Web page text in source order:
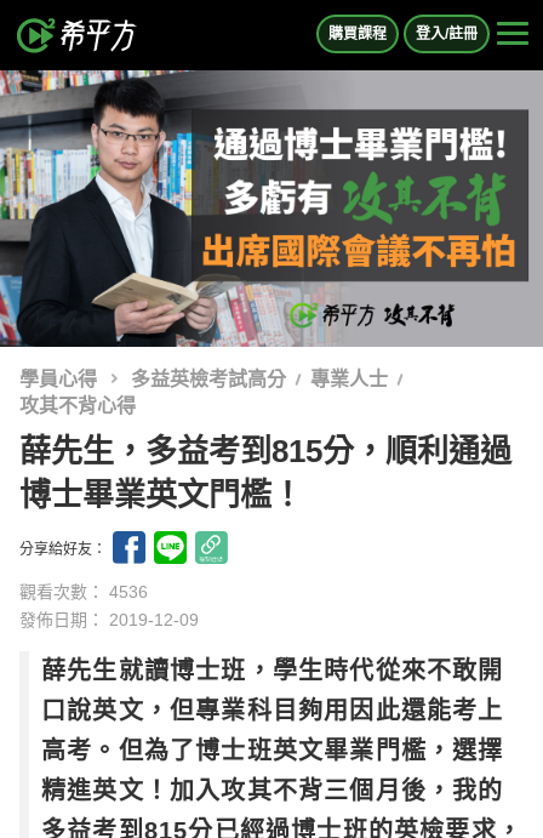
購買課程 登入/註冊
學員心得 多益英檢考試高分
專業人士
攻其不背心得
薛先生，多益考到815分，順利通過
博士畢業英文門檻！
分享給好友：
觀看次數： 4536
發佈日期： 2019-12-09
薛先生就讀博士班，學生時代從來不敢開
口說英文，但專業科目夠用因此還能考上
高考。但為了博士班英文畢業門檻，選擇
精進英文！加入攻其不背三個月後，我的
多益考到815分已經過博士班的英檢要求，